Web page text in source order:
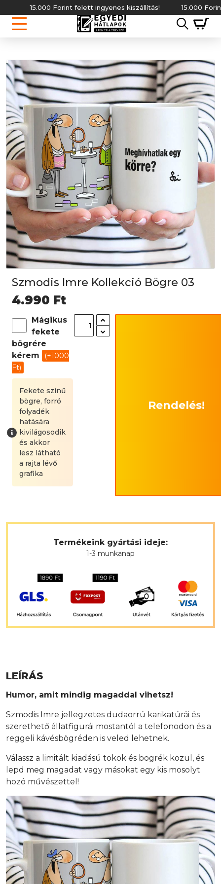
15.000 Forint felett ingyenes kiszállítás! 15.000 Forint
Szmodis Imre Kollekció Bögre 03
4.990 Ft
Mágikus
fekete
bögrére
kérem
(+1000
Ft)
Fekete színű
bögre, forró
folyadék
hatására
kivilágosodik
és akkor
lesz látható
a rajta lévő
grafika
Rendelés!
Termékeink gyártási ideje:
1-3 munkanap
LEÍRÁS
Humor, amit mindig magaddal vihetsz!
Szmodis Imre jellegzetes dudaorrú karikatúrái és
szerethető állatfigurái mostantól a telefonodon és a
reggeli kávésbögréden is veled lehetnek.
Válassz a limitált kiadású tokok és bögrék közül, és
lepd meg magadat vagy másokat egy kis mosolyt
hozó művészettel!